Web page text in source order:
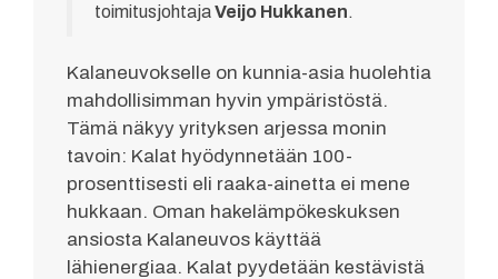
toimitusjohtajaVeijo Hukkanen.
Kalaneuvokselle on kunnia-asia huolehtia
mahdollisimman hyvin ympäristöstä.
Tämä näkyy yrityksen arjessa monin
tavoin: Kalat hyödynnetään 100-
prosenttisesti eli raaka-ainetta ei mene
hukkaan. Oman hakelämpökeskuksen
ansiosta Kalaneuvos käyttää
lähienergiaa. Kalat pyydetään kestävistä